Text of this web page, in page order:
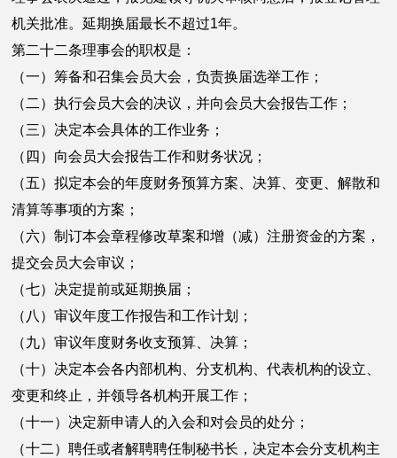
机关批准。延期换届最长不超过1年。
第二十二条理事会的职权是：
（一）筹备和召集会员大会，负责换届选举工作；
（二）执行会员大会的决议，并向会员大会报告工作；
（三）决定本会具体的工作业务；
（四）向会员大会报告工作和财务状况；
（五）拟定本会的年度财务预算方案、决算、变更、解散和
清算等事项的方案；
（六）制订本会章程修改草案和增（减）注册资金的方案，
提交会员大会审议；
（七）决定提前或延期换届；
（八）审议年度工作报告和工作计划；
（九）审议年度财务收支预算、决算；
（十）决定本会各内部机构、分支机构、代表机构的设立、
变更和终止，并领导各机构开展工作；
（十一）决定新申请人的入会和对会员的处分；
（十二）聘任或者解聘聘任制秘书长，决定本会分支机构主